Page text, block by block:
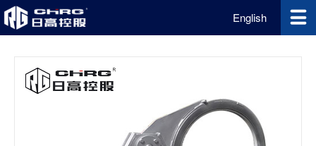
English